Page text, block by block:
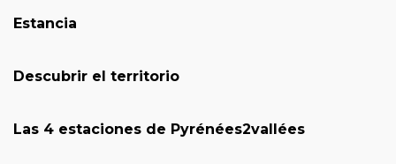
Estancia
Descubrir el territorio
Las 4 estaciones de Pyrénées2vallées